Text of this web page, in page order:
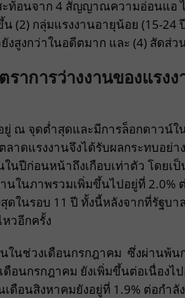
ท้อนจาก 4 สัญญาณความอ่อนแอ
(2) กลุ่มแรงงานอายุน้อย (15-24
สูงกว่าในอดีตมาก และ (4) สัดส่
ราการว่างงานของแรง
ณ จุดต่ำสุดและมีการล็อกดาวน์ใ
าดแรงงานจึงได้รับผลกระทบอย่
นปีก่อนหน้าถึงเกือบเท่าตัว โดยเ
นในภาพรวมเพิ่มขึ้นไปอยู่ที่ 2.0%
ดในรอบ 11 ปี ทั้งนี้หลังจากที่รัฐบ
วอีกครั้ง
ในช่วงเดือนกรกฎาคม ซึ่งผ่านพ้
อนกรกฎาคม ยังเพิ่มขึ้นต่อเนื่องไ
ดือนสิงหาคมยังอยู่ที่ 1.9% ต่อกำลั